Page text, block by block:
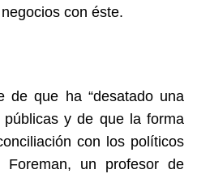
con éste.
de que ha “desatado una
y de que la forma
con los políticos
Foreman, un profesor de